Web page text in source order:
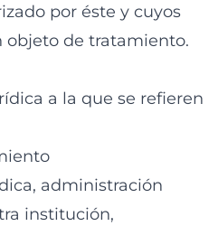
por éste y cuyos
objeto de tratamiento.
a la que se refieren
administración
institución,